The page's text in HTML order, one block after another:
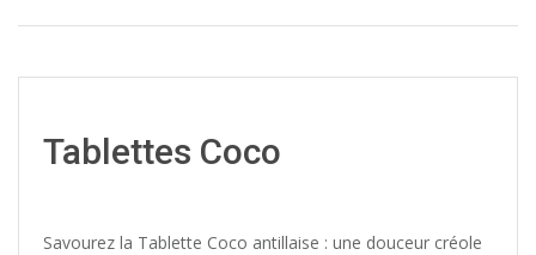
Tablettes Coco
Savourez la Tablette Coco antillaise : une douceur créole